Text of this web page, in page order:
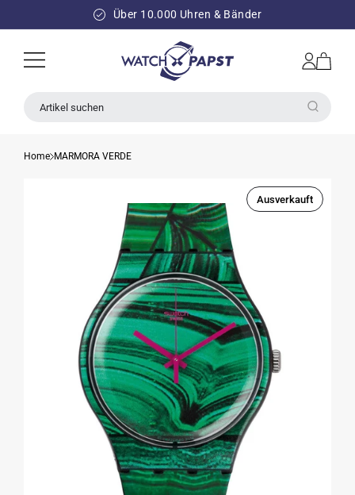
INHALT
Über 10.000 Uhren & Bänder
Einloggen
Warenkorb
Artikel suchen
Home MARMORA VERDE
Ausverkauft